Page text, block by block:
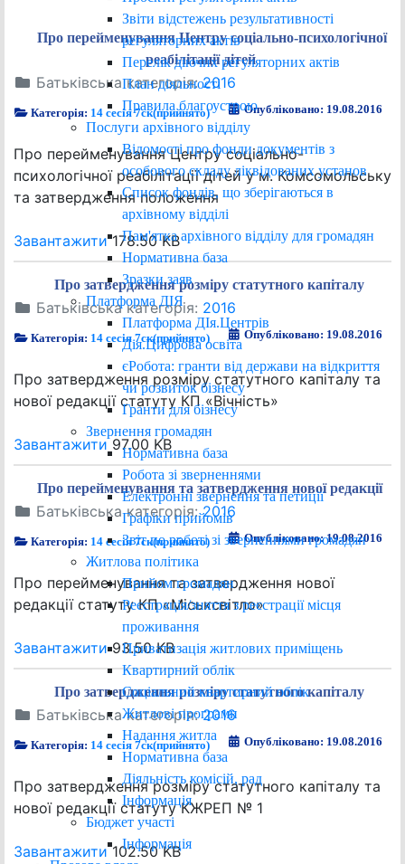
Звіти відстежень результативності
регуляторних актів
Перелік діючих регуляторних актів
План діяльності
Правила благоустрою
Послуги архівного відділу
Відомості про фонди документів з
особового складу ліквідованих установ
Список фондів, що зберігаються в
архівному відділі
Пам'ятка архівного відділу для громадян
Нормативна база
Зразки заяв
Платформа ДІЯ
Платформа ДІя.Центрів
Дія.Цифрова освіта
єРобота: гранти від держави на відкриття
чи розвиток бізнесу
Гранти для бізнесу
Звернення громадян
Нормативна база
Робота зі зверненнями
Електронні звернення та петиції
Графіки прийомів
Звіт по роботі зі зверненнями громадян
Житлова політика
Прийом громадян
Реєстрація/зняття з реєстрації місця
проживання
Приватизація житлових приміщень
Квартирний облік
Соціальний квартирний облік
Житлові програми
Надання житла
Нормативна база
Діяльність комісій, рад
Інформація
Бюджет участі
Інформація
Про перейменування Центру соціально-психологічної
реабілітації дітей
Батьківська категорія:2016
Категорія: 14 сесія 7ск(прийнято) Опубліковано: 19.08.2016
Про перейменування Центру соціально-
психологічної реабілітації дітей у м. Комсомольську
та затвердження положення
Завантажити178.50 KB
Про затвердження розміру статутного капіталу
Батьківська категорія: 2016
Категорія: 14 сесія 7ск(прийнято) Опубліковано: 19.08.2016
Про затвердження розміру статутного капіталу та
нової редакції статуту КП «Вічність»
Завантажити97.00 KB
Про перейменування та затвердження нової редакції
Батьківська категорія:2016
Категорія: 14 сесія 7ск(прийнято) Опубліковано: 19.08.2016
Про перейменування та затвердження нової
редакції статуту КП «Міськсвітло»
Завантажити93.50 KB
Про затвердження розміру статутного капіталу
Батьківська категорія:2016
Категорія: 14 сесія 7ск(прийнято) Опубліковано: 19.08.2016
Про затвердження розміру статутного капіталу та
нової редакції статуту КЖРЕП № 1
Завантажити102.50 KB